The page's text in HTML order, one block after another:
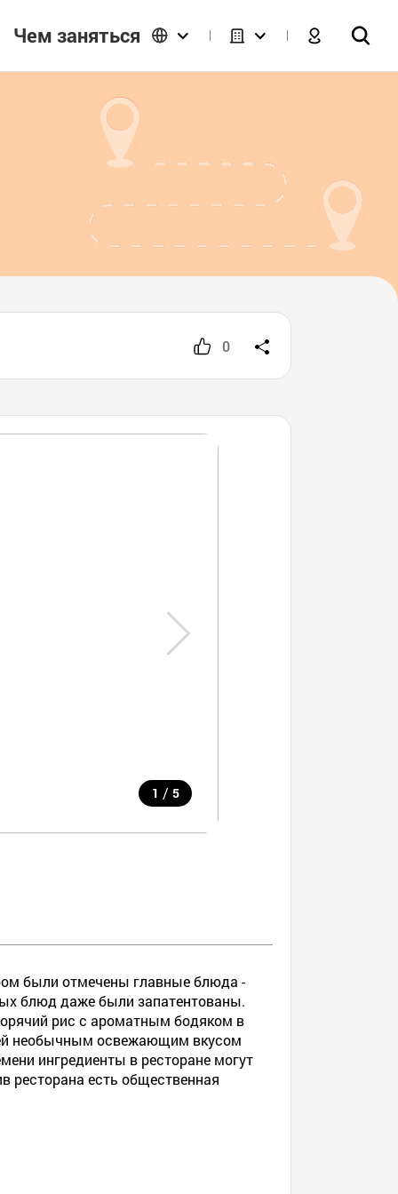
Чем заняться
0
1 / 5
были отмечены главные блюда -
блюд даже были запатентованы.
рис с ароматным бодяком в
необычным освежающим вкусом
ингредиенты в ресторане могут
ресторана есть общественная